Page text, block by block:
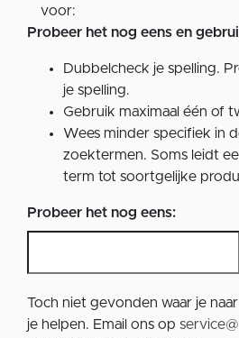
voor:
Probeer het nog eens en
Dubbelcheck je spelling.
je spelling.
Gebruik maximaal één of
Wees minder specifiek in
zoektermen. Soms leidt
term tot soortgelijke
Probeer het nog eens:
Toch niet gevonden waar je
je helpen. Email ons op